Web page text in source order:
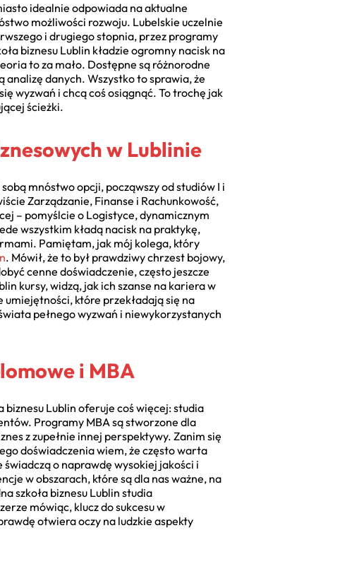
idealnie odpowiada na aktualne
możliwości rozwoju. Lubelskie uczelnie
i drugiego stopnia, przez programy
biznesu Lublin kładzie ogromny nacisk na
to za mało. Dostępne są różnorodne
danych. Wszystko to sprawia, że
wyzwań i chcą coś osiągnąć. To trochę jak
ścieżki.
w Lublinie
mnóstwo opcji, począwszy od studiów I i
Zarządzanie, Finanse i Rachunkowość,
– pomyślcie o Logistyce, dynamicznym
wszystkim kładą nacisk na praktykę,
Pamiętam, jak mój kolega, który
. Mówił, że to był prawdziwy chrzest bojowy,
cenne doświadczenie, często jeszcze
kursy, widzą, jak ich szanse na kariera w
umiejętności, które przekładają się na
pełnego wyzwań i niewykorzystanych
i MBA
biznesu Lublin oferuje coś więcej: studia
Programy MBA są stworzone dla
z zupełnie innej perspektywy. Zanim się
doświadczenia wiem, że często warta
świadczą o naprawdę wysokiej jakości i
w obszarach, które są dla nas ważne, na
szkoła biznesu Lublin studia
mówiąc, klucz do sukcesu w
otwiera oczy na ludzkie aspekty